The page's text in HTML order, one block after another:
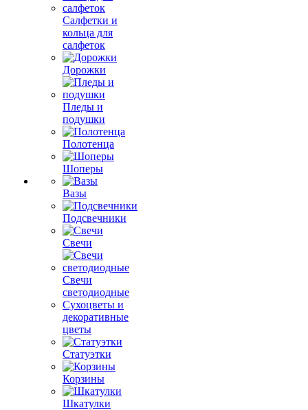
Салфетки и
кольца для
салфеток
Дорожки
Пледы и
подушки
Полотенца
Шоперы
Вазы
Подсвечники
Свечи
Свечи
светодиодные
Сухоцветы и
декоративные
цветы
Статуэтки
Корзины
Шкатулки